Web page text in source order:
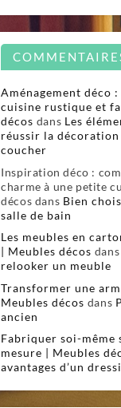
Aménagement déco
cuisine rustique et
décos dans Les
réussir la décoration
coucher
Inspiration déco :
charme à une petite
décos dans Bien
salle de bain
Les meubles en
| Meubles décos dans
relooker un meuble
Transformer une
Meubles décos dans
ancien
Fabriquer soi-même
mesure | Meubles
avantages d’un